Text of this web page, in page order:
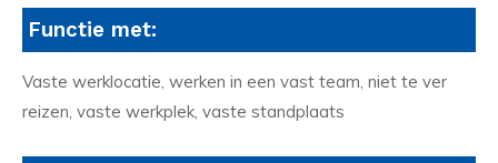
Functie met:
Vaste werklocatie, werken in een vast team, niet te ver
reizen, vaste werkplek, vaste standplaats